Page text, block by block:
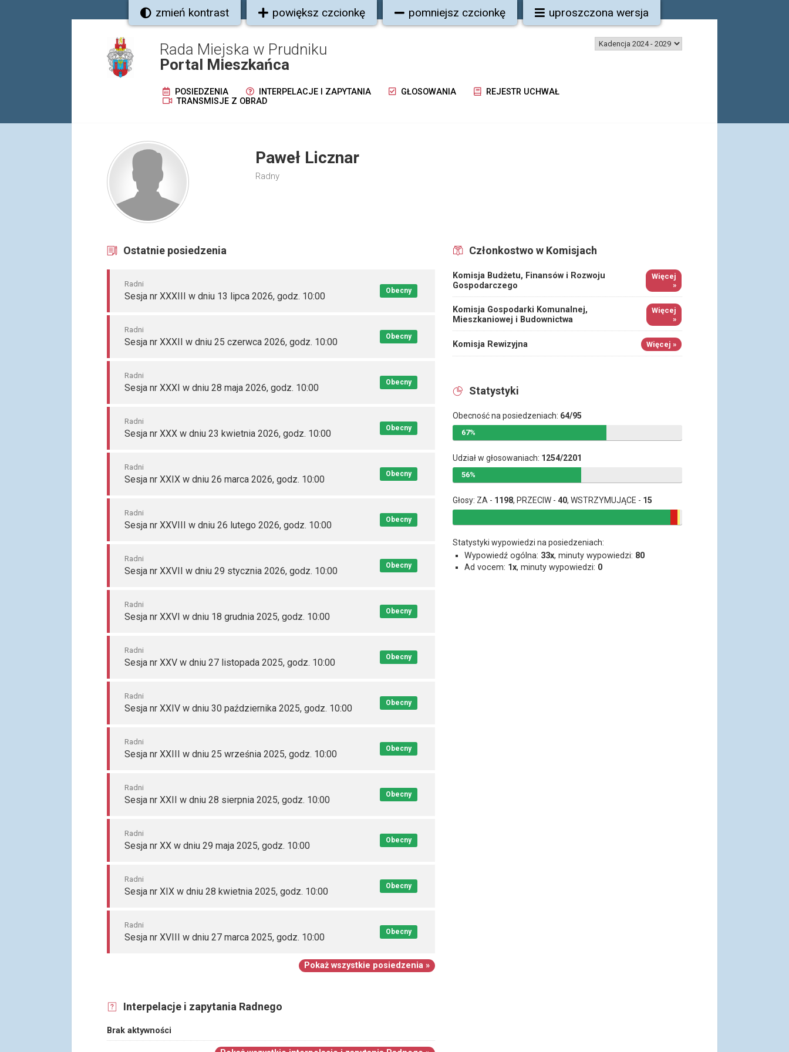
zmień kontrast powiększ czcionkę pomniejsz czcionkę uproszczona wersja
Rada Miejska w Prudniku
Portal Mieszkańca
POSIEDZENIA INTERPELACJE I ZAPYTANIA GŁOSOWANIA
REJESTR UCHWAŁ
TRANSMISJE Z OBRAD
Paweł Licznar
Radny
Ostatnie posiedzenia
Radni
Sesja nr XXXIII w dniu 13 lipca 2026, godz. 10:00 Obecny
Radni
Sesja nr XXXII w dniu 25 czerwca 2026, godz. 10:00 Obecny
Radni
Sesja nr XXXI w dniu 28 maja 2026, godz. 10:00 Obecny
Radni
Sesja nr XXX w dniu 23 kwietnia 2026, godz. 10:00 Obecny
Radni
Sesja nr XXIX w dniu 26 marca 2026, godz. 10:00 Obecny
Radni
Sesja nr XXVIII w dniu 26 lutego 2026, godz. 10:00 Obecny
Radni
Sesja nr XXVII w dniu 29 stycznia 2026, godz. 10:00 Obecny
Radni
Sesja nr XXVI w dniu 18 grudnia 2025, godz. 10:00 Obecny
Radni
Sesja nr XXV w dniu 27 listopada 2025, godz. 10:00 Obecny
Radni
Sesja nr XXIV w dniu 30 października 2025, godz. 10:00 Obecny
Radni
Sesja nr XXIII w dniu 25 września 2025, godz. 10:00 Obecny
Radni
Sesja nr XXII w dniu 28 sierpnia 2025, godz. 10:00 Obecny
Radni
Sesja nr XX w dniu 29 maja 2025, godz. 10:00 Obecny
Radni
Sesja nr XIX w dniu 28 kwietnia 2025, godz. 10:00 Obecny
Radni
Sesja nr XVIII w dniu 27 marca 2025, godz. 10:00 Obecny
Pokaż wszystkie posiedzenia »
Interpelacje i zapytania Radnego
Brak aktywności
Członkostwo w Komisjach
Komisja Budżetu, Finansów i Rozwoju
Gospodarczego
Więcej
»
Komisja Gospodarki Komunalnej,
Mieszkaniowej i Budownictwa
Więcej
»
Komisja Rewizyjna Więcej »
Statystyki
Obecność na posiedzeniach: 64/95
67%
Udział w głosowaniach: 1254/2201
56%
Głosy: ZA - 1198, PRZECIW -40, WSTRZYMUJĄCE - 15
Statystyki wypowiedzi na posiedzeniach:
Wypowiedź ogólna: 33x, minuty wypowiedzi: 80
Ad vocem: 1x, minuty wypowiedzi: 0